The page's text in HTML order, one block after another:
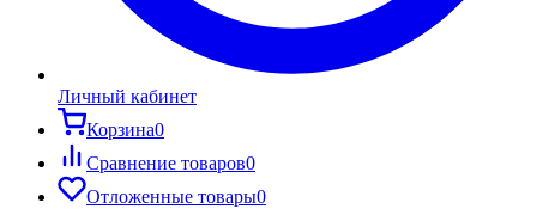
Личный кабинет
Корзина0
Сравнение товаров0
Отложенные товары0